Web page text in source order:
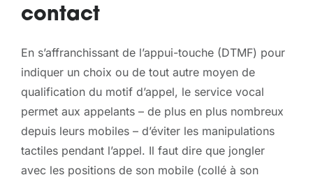
contact
En s’affranchissant de l’appui-touche (DTMF) pour
indiquer un choix ou de tout autre moyen de
qualification du motif d’appel, le service vocal
permet aux appelants – de plus en plus nombreux
depuis leurs mobiles – d’éviter les manipulations
tactiles pendant l’appel. Il faut dire que jongler
avec les positions de son mobile (collé à son